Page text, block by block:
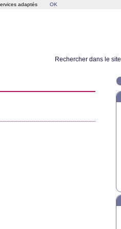
Rechercher dans le site
adaptés OK